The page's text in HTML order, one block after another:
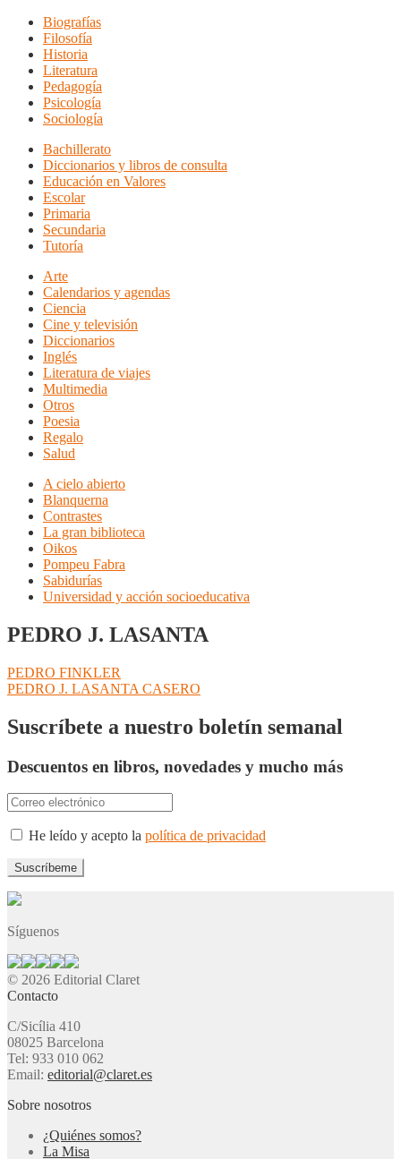
Biografías
Filosofía
Historia
Literatura
Pedagogía
Psicología
Sociología
Bachillerato
Diccionarios y libros de consulta
Educación en Valores
Escolar
Primaria
Secundaria
Tutoría
Arte
Calendarios y agendas
Ciencia
Cine y televisión
Diccionarios
Inglés
Literatura de viajes
Multimedia
Otros
Poesia
Regalo
Salud
A cielo abierto
Blanquerna
Contrastes
La gran biblioteca
Oikos
Pompeu Fabra
Sabidurías
Universidad y acción socioeducativa
PEDRO J. LASANTA
Navegación
de
entradas
Anterior:
PEDRO FINKLER
Siguiente:
PEDRO J. LASANTA CASERO
Suscríbete a nuestro boletín semanal
Descuentos en libros, novedades y mucho más
He leído y acepto la política de privacidad
Síguenos
© 2026 Editorial Claret
Contacto
C/Sicília 410
08025 Barcelona
Tel: 933 010 062
Email: editorial@claret.es
Sobre nosotros
¿Quiénes somos?
La Misa